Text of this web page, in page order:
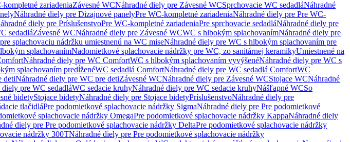
zariadeniaZávesné WCNáhradné diely pre Závesné WCSprchovacie WC sedadláNáhradné
Náhradné diely pre Dizajnové panelyPre WC-kompletné zariadeniaNáhradné diely pre Pre WC-
diely pre PríslušenstvoPre WC-kompletné zariadeniaPre sprchovacie sedadláNáhradné diely pre
sedadláZávesné WCNáhradné diely pre Závesné WCWC s hlbokým splachovanímNáhradné diely pre
splachovaciu nádržku umiestnenú na WC miseNáhradné diely pre WC s hlbokým splachovaním pre
splachovanímNadomietkové splachovacie nádržky pre WC, zo sanitárnej keramikyUmiestnené na
Náhradné diely pre WC ComfortWC s hlbokým splachovaním vyvýšenéNáhradné diely pre WC s
splachovaním predĺženéWC sedadlá ComfortNáhradné diely pre WC sedadlá ComfortWC
detiNáhradné diely pre WC pre detiZávesné WCNáhradné diely pre Závesné WCStojace WCNáhradné
diely pre WC sedadláWC sedacie kruhyNáhradné diely pre WC sedacie kruhyNášľapné WCSo
bidetyStojace bidetyNáhradné diely pre Stojace bidetyPríslušenstvoNáhradné diely pre
tlačidláPre podomietkové splachovacie nádržky SigmaNáhradné diely pre Pre podomietkové
splachovacie nádržky OmegaPre podomietkové splachovacie nádržky KappaNáhradné diely
diely pre Pre podomietkové splachovacie nádržky DeltaPre podomietkové splachovacie nádržky
nádržky 300TNáhradné diely pre Pre podomietkové splachovacie nádržky